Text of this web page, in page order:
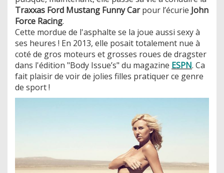
Traxxas Ford Mustang Funny Carpour l’écurie John
Force Racing.
Cette mordue de l'asphalte se la joue aussi sexy à
ses heures ! En 2013, elle posait totalement nue à
coté de gros moteurs et grosses roues de dragster
dans l'édition "Body Issue’s" du magazine ESPN. Ca
fait plaisir de voir de jolies filles pratiquer ce genre
de sport !